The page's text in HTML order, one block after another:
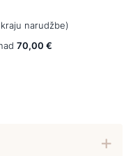
narudžbe)
70,00 €